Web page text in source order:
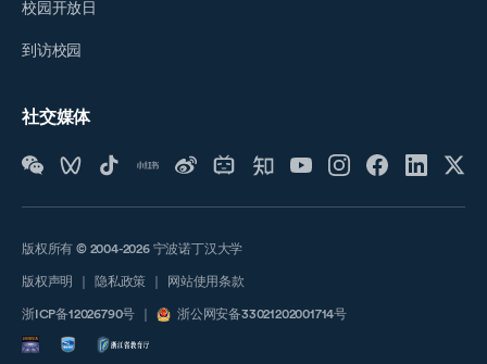
校园开放日
到访校园
社交媒体
版权所有 © 2004-2026 宁波诺丁汉大学
版权声明 隐私政策 网站使用条款
浙ICP备12026790号 浙公网安备33021202001714号